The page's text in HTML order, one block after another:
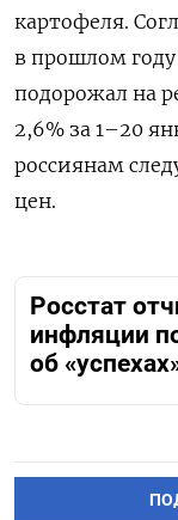
картофеля.
в прошлом
подорожал на
2,6% за 1–20
россиянам
цен.
Росстат
инфляции
об